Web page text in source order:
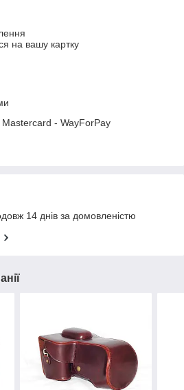
на вашу картку
- WayForPay
14 днів за домовленістю